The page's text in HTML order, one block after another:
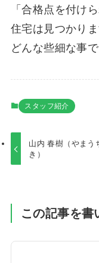
「合格点を付け
住宅は見つかりま
どんな些細な事
スタッフ紹介
山内 春樹（やまう
き）
この記事を書